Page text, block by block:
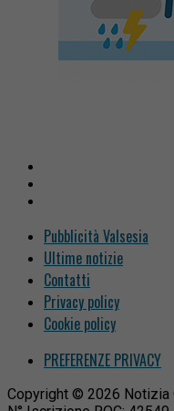
Pubblicità Valsesia
Ultime notizie
Contatti
Privacy policy
Cookie policy
PREFERENZE PRIVACY
Copyright © 2026 Notizia